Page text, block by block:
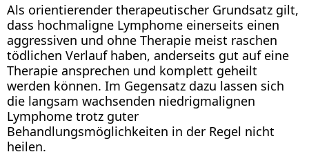
Als orientierender therapeutischer Grundsatz gilt,
dass hochmaligne Lymphome einerseits einen
aggressiven und ohne Therapie meist raschen
tödlichen Verlauf haben, anderseits gut auf eine
Therapie ansprechen und komplett geheilt
werden können. Im Gegensatz dazu lassen sich
die langsam wachsenden niedrigmalignen
Lymphome trotz guter
Behandlungsmöglichkeiten in der Regel nicht
heilen.